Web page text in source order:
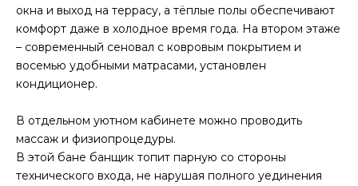
окна и выход на террасу, а тёплые полы обеспечивают
комфорт даже в холодное время года. На втором этаже
– современный сеновал с ковровым покрытием и
восемью удобными матрасами, установлен
кондиционер.
В отдельном уютном кабинете можно проводить
массаж и физиопроцедуры.
В этой бане банщик топит парную со стороны
технического входа, не нарушая полного уединения